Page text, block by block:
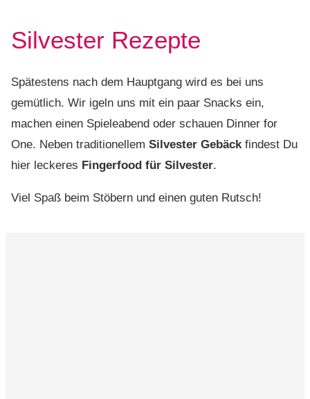
Silvester Rezepte
Spätestens nach dem Hauptgang wird es bei uns
gemütlich. Wir igeln uns mit ein paar Snacks ein,
machen einen Spieleabend oder schauen Dinner for
One. Neben traditionellem Silvester Gebäckfindest Du
hier leckeres Fingerfood für Silvester.
Viel Spaß beim Stöbern und einen guten Rutsch!